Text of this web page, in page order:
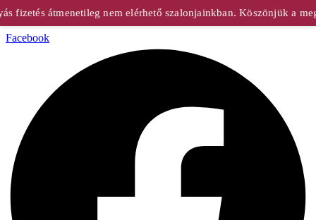
fizetés átmenetileg nem elérhető szalonjainkban. Köszönjük a
Facebook